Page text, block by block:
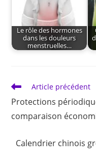
Le rôle des hormones
dans les douleurs
menstruelles…
Read
articles
Article précédent
Protections
comparaison
Calendrier chinois